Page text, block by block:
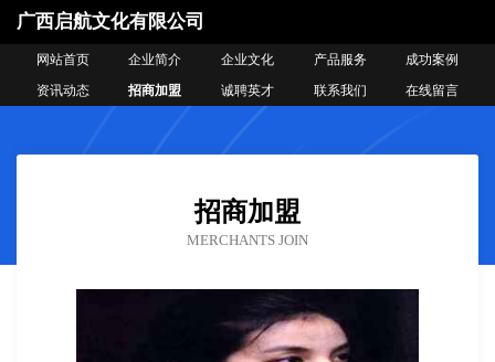
广西启航文化有限公司
网站首页 企业简介 企业文化 产品服务
成功案例
资讯动态
招商加盟 诚聘英才 联系我们 在线留言
招商加盟
MERCHANTS JOIN